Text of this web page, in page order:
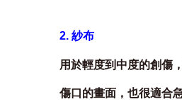
2. 紗布
用於輕度到中度的創傷
傷口的畫面，也很適合